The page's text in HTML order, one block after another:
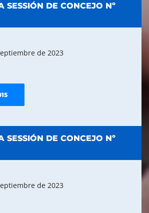
SESSIÓN DE CONCEJO Nº
de 2023
SESSIÓN DE CONCEJO Nº
de 2023